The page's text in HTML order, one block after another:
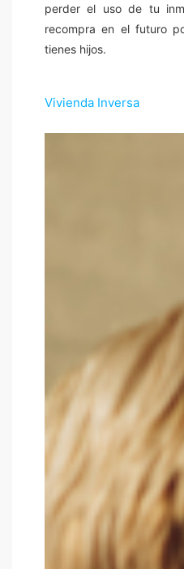
perder el uso de tu
recompra en el futuro
tienes hijos.
Vivienda Inversa